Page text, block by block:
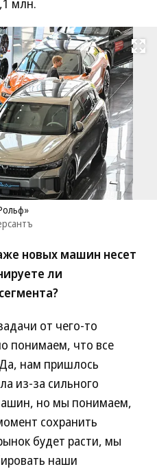
млн.
Развернуть
новых машин несет
ли
от чего-то
понимаем, что все
нам пришлось
из-за сильного
но мы понимаем,
сохранить
будет расти, мы
наши